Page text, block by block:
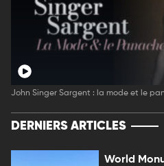
John Singer Sargent : la mode et le
DERNIERS ARTICLES
World